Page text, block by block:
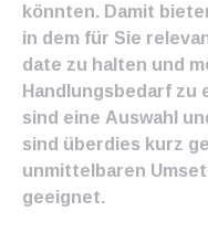
könnten. Damit
in dem für Sie
date zu halten und
Handlungsbedarf zu
sind eine Auswahl
sind überdies kurz
unmittelbaren
geeignet.